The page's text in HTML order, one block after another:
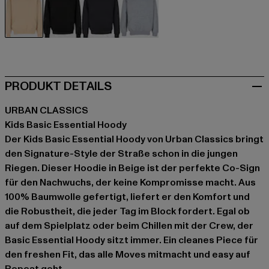
PRODUKT DETAILS
URBAN CLASSICS
Kids Basic Essential Hoody
Der Kids Basic Essential Hoody von Urban Classics bringt
den Signature-Style der Straße schon in die jungen
Riegen. Dieser Hoodie in Beige ist der perfekte Co-Sign
für den Nachwuchs, der keine Kompromisse macht. Aus
100% Baumwolle gefertigt, liefert er den Komfort und
die Robustheit, die jeder Tag im Block fordert. Egal ob
auf dem Spielplatz oder beim Chillen mit der Crew, der
Basic Essential Hoody sitzt immer. Ein cleanes Piece für
den freshen Fit, das alle Moves mitmacht und easy auf